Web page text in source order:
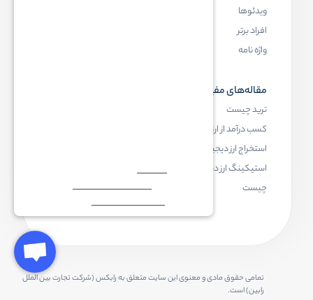
ویدئوها
افراد برتر
واژه نامه
مقاله‌های مفید
ترید چیست
کسب درآمد از ارز دیجیتال
استخراج ارز دیجیتال چیست
استیکینگ ارز دیجیتال
چیست
تمامی حقوق مادی و معنوی این سایت متعلق به رابکس (شرکت تجارت بین الملل
رابین) است.